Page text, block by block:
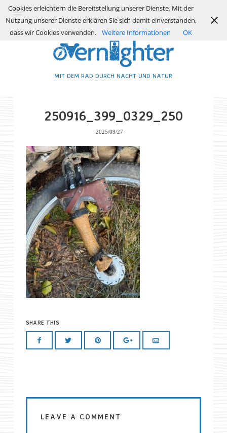
MIT DEM RAD DURCH NACHT UND NATUR
250916_399_0329_250
2025/09/27
SHARE THIS
LEAVE A COMMENT
Cookies erleichtern die Bereitstellung unserer Dienste. Mit der
Nutzung unserer Dienste erklären Sie sich damit einverstanden,
dass wir Cookies verwenden.
Weitere Informationen OK